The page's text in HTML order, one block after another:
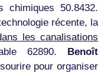
chimiques 50.8432.
récente, la
les canalisations
62890.
Benoît
pour organiser